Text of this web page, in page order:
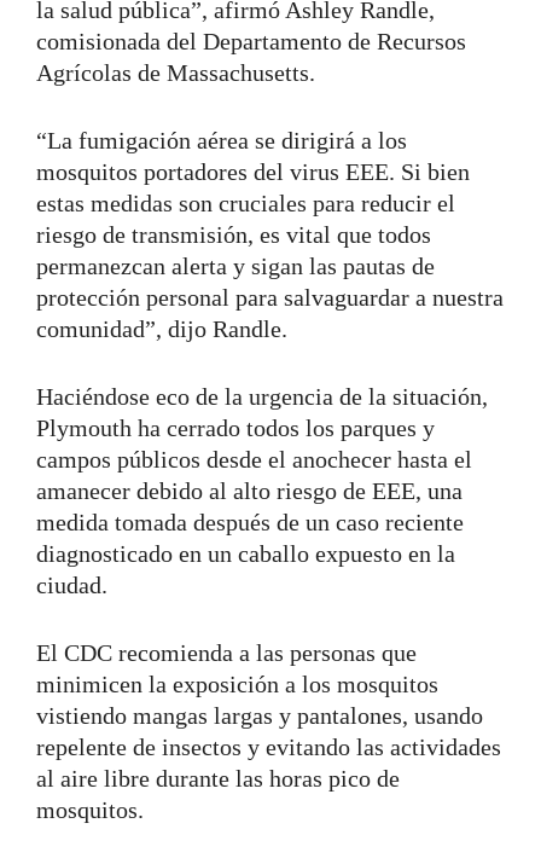
la salud pública”, afirmó Ashley Randle,
comisionada del Departamento de Recursos
Agrícolas de Massachusetts.
“La fumigación aérea se dirigirá a los
mosquitos portadores del virus EEE. Si bien
estas medidas son cruciales para reducir el
riesgo de transmisión, es vital que todos
permanezcan alerta y sigan las pautas de
protección personal para salvaguardar a nuestra
comunidad”, dijo Randle.
Haciéndose eco de la urgencia de la situación,
Plymouth ha cerrado todos los parques y
campos públicos desde el anochecer hasta el
amanecer debido al alto riesgo de EEE, una
medida tomada después de un caso reciente
diagnosticado en un caballo expuesto en la
ciudad.
El CDC recomienda a las personas que
minimicen la exposición a los mosquitos
vistiendo mangas largas y pantalones, usando
repelente de insectos y evitando las actividades
al aire libre durante las horas pico de
mosquitos.